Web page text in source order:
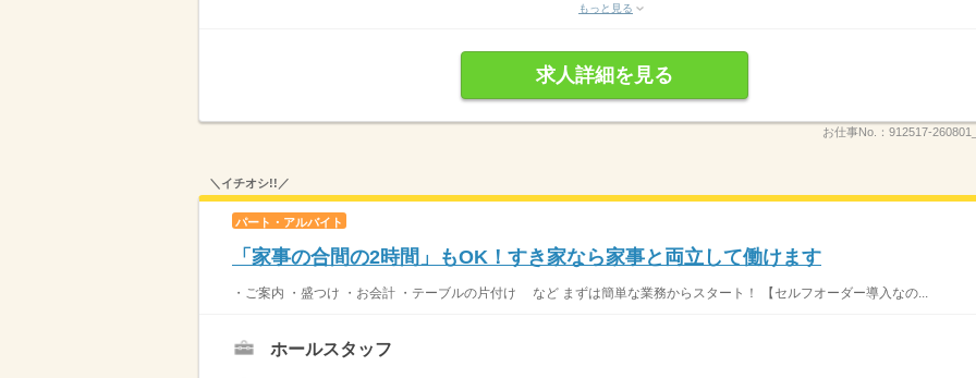
もっと見る
求人詳細を見る
お仕事No.： 912517-
＼イチオシ!!／
パート・アルバイト
「家事の合間の2時間」もOK！すき家なら家事と両立して働けます
・ご案内 ・盛つけ ・お会計 ・テーブルの片付け など まずは簡単な業務からスタート！ 【セルフオーダー導入なの...
ホールスタッフ